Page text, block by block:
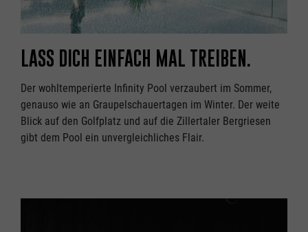
LASS DICH EINFACH MAL TREIBEN.
Der wohltemperierte Infinity Pool verzaubert im Sommer,
genauso wie an Graupelschauertagen im Winter. Der weite
Blick auf den Golfplatz und auf die Zillertaler Bergriesen
gibt dem Pool ein unvergleichliches Flair.